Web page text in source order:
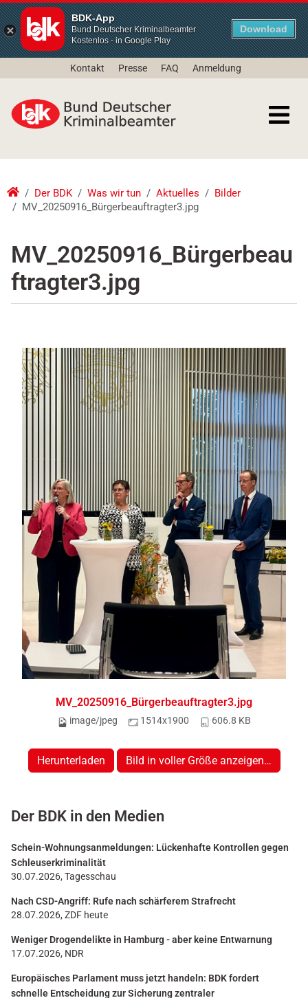
BDK-App
Bund Deutscher Kriminalbeamter
Kostenlos - in Google Play
Download
Kontakt Presse FAQ Anmeldung
Der BDK Was wir tun Aktuelles
Bilder
MV_20250916_Bürgerbeauftragter3.jpg
MV_20250916_Bürgerbeau
ftragter3.jpg
MV_20250916_Bürgerbeauftragter3.jpg
image/jpeg 1514x1900 606.8 KB
Herunterladen Bild in voller Größe anzeigen…
Der BDK in den Medien
Schein-Wohnungsanmeldungen: Lückenhafte Kontrollen gegen
Schleuserkriminalität
30.07.2026, Tagesschau
Nach CSD-Angriff: Rufe nach schärferem Strafrecht
28.07.2026, ZDF heute
Weniger Drogendelikte in Hamburg - aber keine Entwarnung
17.07.2026, NDR
Europäisches Parlament muss jetzt handeln: BDK fordert
schnelle Entscheidung zur Sicherung zentraler